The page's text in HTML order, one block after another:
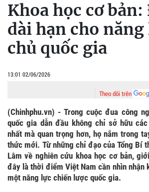
Khoa học cơ
dài hạn cho
chủ quốc gia
13:01 02/06/2026
Theo dõi trên
(Chinhphu.vn) - Trong cuộc đua công
quốc gia dẫn đầu không chỉ sở hữu
nhất mà quan trọng hơn, họ nắm trong
thức mới. Từ những chỉ đạo của Tổng Bí
Lâm về nghiên cứu khoa học cơ bản,
đây là thời điểm Việt Nam cần nhìn nhận
một năng lực chiến lược quốc gia.